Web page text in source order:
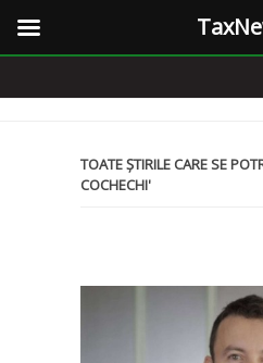
TOATE ȘTIRILE CARE SE
COCHECHI'